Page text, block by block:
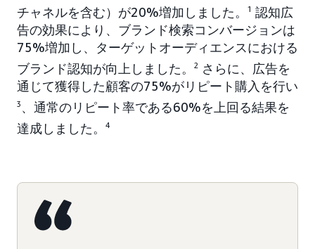
チャネルを含む）が20%増加しました。
1 認知広
告の効果により、ブランド検索コンバージョンは
75%増加し、ターゲットオーディエンスにおける
ブランド認知が向上しました。
2
さらに、広告を
通じて獲得した顧客の75%がリピート購入を行い
3 、通常のリピート率である60%を上回る結果を
達成しました。
4